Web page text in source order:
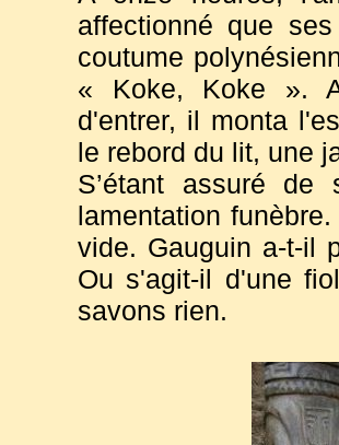
affectionné que
coutume
« Koke, Koke ».
d'entrer, il monta
le rebord du lit, une
S’étant assuré
lamentation
vide. Gauguin a-t-il
Ou s'agit-il d'une
savons rien.
Bientôt la petite
sincèrement
que Gauguin,